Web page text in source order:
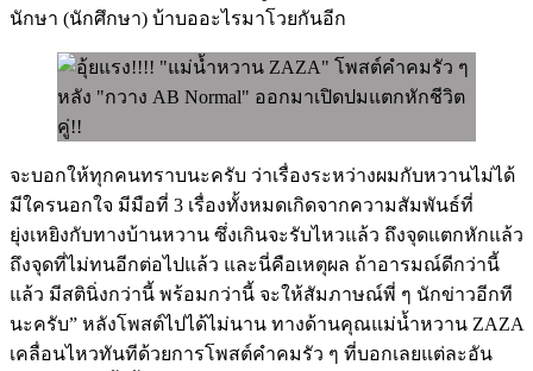
นักษา (นักศึกษา) บ้าบออะไรมาโวยกันอีก
จะบอกให้ทุกคนทราบนะครับ ว่าเรื่องระหว่างผมกับหวานไม่ได้
มีใครนอกใจ มีมือที่ 3 เรื่องทั้งหมดเกิดจากความสัมพันธ์ที่
ยุ่งเหยิงกับทางบ้านหวาน ซึ่งเกินจะรับไหวแล้ว ถึงจุดแตกหักแล้ว
ถึงจุดที่ไม่ทนอีกต่อไปแล้ว และนี่คือเหตุผล ถ้าอารมณ์ดีกว่านี้
แล้ว มีสตินิ่งกว่านี้ พร้อมกว่านี้ จะให้สัมภาษณ์พี่ ๆ นักข่าวอีกที
นะครับ” หลังโพสต์ไปได้ไม่นาน ทางด้านคุณแม่น้ำหวาน ZAZA
เคลื่อนไหวทันทีด้วยการโพสต์คำคมรัว ๆ ที่บอกเลยแต่ละอัน